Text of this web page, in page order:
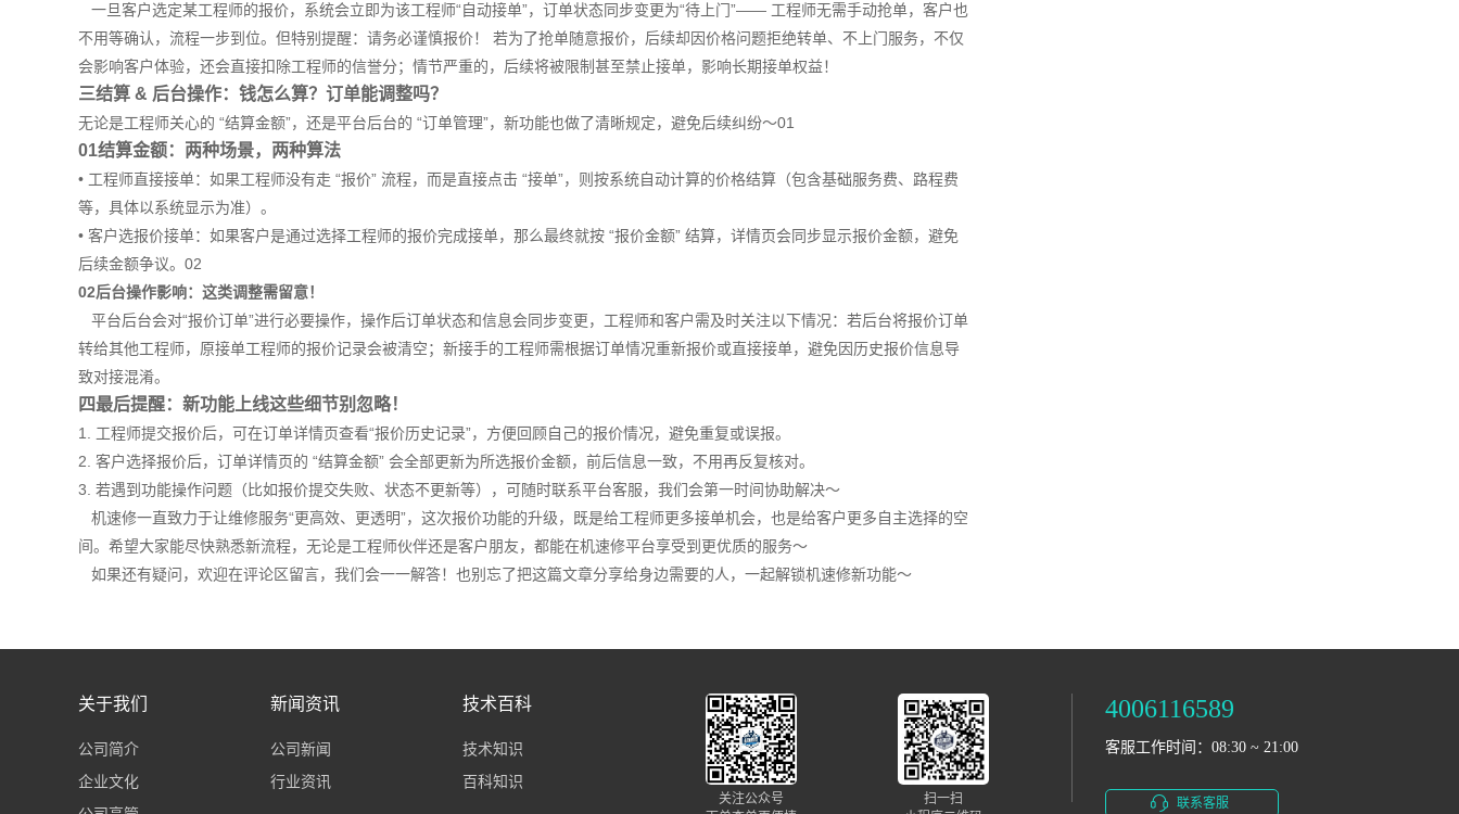
一旦客户选定某工程师的报价，系统会立即为该工程师“自动接单”，订单状态同步变更为“待上门”—— 工程师无需手动抢单，客户也
不用等确认，流程一步到位。但特别提醒：请务必谨慎报价！ 若为了抢单随意报价，后续却因价格问题拒绝转单、不上门服务，不仅
会影响客户体验，还会直接扣除工程师的信誉分；情节严重的，后续将被限制甚至禁止接单，影响长期接单权益！
三结算 & 后台操作：钱怎么算？订单能调整吗？
无论是工程师关心的 “结算金额”，还是平台后台的 “订单管理”，新功能也做了清晰规定，避免后续纠纷～01
01结算金额：两种场景，两种算法
• 工程师直接接单：如果工程师没有走 “报价” 流程，而是直接点击 “接单”，则按系统自动计算的价格结算（包含基础服务费、路程费
等，具体以系统显示为准）。
• 客户选报价接单：如果客户是通过选择工程师的报价完成接单，那么最终就按 “报价金额” 结算，详情页会同步显示报价金额，避免
后续金额争议。02
02后台操作影响：这类调整需留意！
平台后台会对“报价订单”进行必要操作，操作后订单状态和信息会同步变更，工程师和客户需及时关注以下情况：若后台将报价订单
转给其他工程师，原接单工程师的报价记录会被清空；新接手的工程师需根据订单情况重新报价或直接接单，避免因历史报价信息导
致对接混淆。
四最后提醒：新功能上线这些细节别忽略！
1. 工程师提交报价后，可在订单详情页查看“报价历史记录”，方便回顾自己的报价情况，避免重复或误报。
2. 客户选择报价后，订单详情页的 “结算金额” 会全部更新为所选报价金额，前后信息一致，不用再反复核对。
3. 若遇到功能操作问题（比如报价提交失败、状态不更新等），可随时联系平台客服，我们会第一时间协助解决～
机速修一直致力于让维修服务“更高效、更透明”，这次报价功能的升级，既是给工程师更多接单机会，也是给客户更多自主选择的空
间。希望大家能尽快熟悉新流程，无论是工程师伙伴还是客户朋友，都能在机速修平台享受到更优质的服务～
如果还有疑问，欢迎在评论区留言，我们会一一解答！也别忘了把这篇文章分享给身边需要的人，一起解锁机速修新功能～
关于我们
公司简介
企业文化
新闻资讯
公司新闻
行业资讯
技术百科
技术知识
百科知识
关注公众号
扫一扫
4006116589
客服工作时间：08:30 ~ 21:00
联系客服